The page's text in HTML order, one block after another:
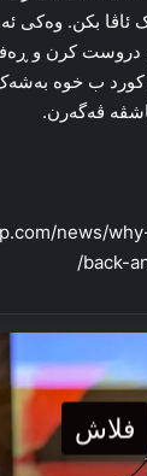
ئاڤا بکن. وه‌کی
کرن و
ب خوه‌
ڤه‌گه‌رن.
news/
back-
فلاش